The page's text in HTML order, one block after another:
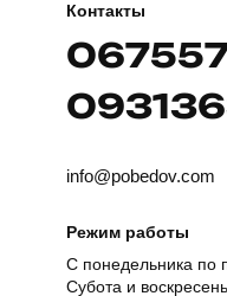
Контакты
info@pobedov.com
Режим работы
С понедельника по
Субота и